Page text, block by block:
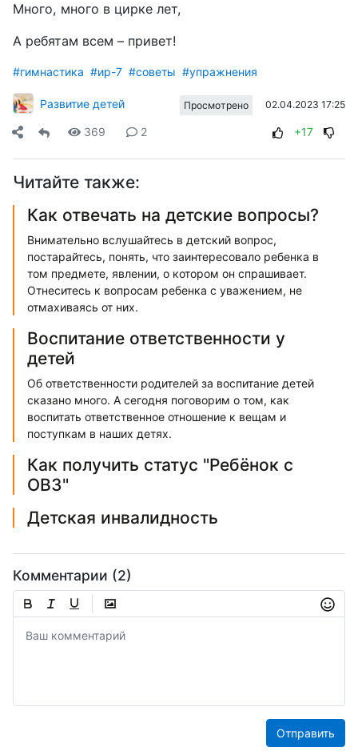
Много, много в цирке лет,
А ребятам всем – привет!
#гимнастика #ир-7 #советы #упражнения
Развитие детей Просмотрено 02.04.2023 17:25
369 2 +17
Читайте также:
Как отвечать на детские вопросы?
Внимательно вслушайтесь в детский вопрос,
постарайтесь, понять, что заинтересовало ребенка в
том предмете, явлении, о котором он спрашивает.
Отнеситесь к вопросам ребенка с уважением, не
отмахиваясь от них.
Воспитание ответственности у
детей
Об ответственности родителей за воспитание детей
сказано много. А сегодня поговорим о том, как
воспитать ответственное отношение к вещам и
поступкам в наших детях.
Как получить статус "Ребёнок с
ОВЗ"
Детская инвалидность
Комментарии (2)
Отправить